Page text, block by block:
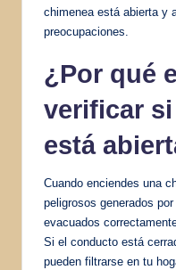
chimenea está abierta y
preocupaciones.
¿Por qué
verificar
está
Cuando enciendes una
peligrosos generados
evacuados
Si el conducto está
pueden filtrarse en tu